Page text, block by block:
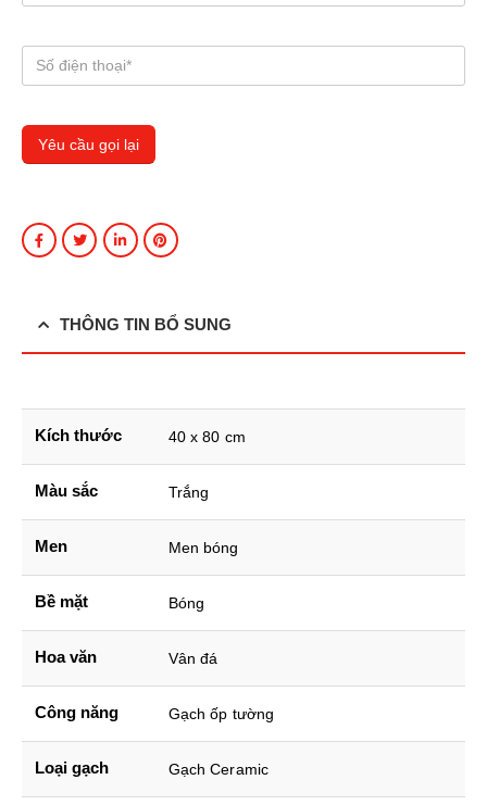
THÔNG TIN BỔ SUNG
Kích thước 40 x 80 cm
Màu sắc Trắng
Men Men bóng
Bề mặt Bóng
Hoa văn Vân đá
Công năng Gạch ốp tường
Loại gạch Gạch Ceramic